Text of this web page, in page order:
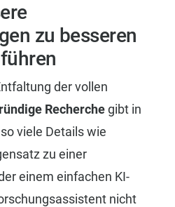
zu besseren
der vollen
Recherchegibt in
viele Details wie
zu einer
einem einfachen KI-
nicht